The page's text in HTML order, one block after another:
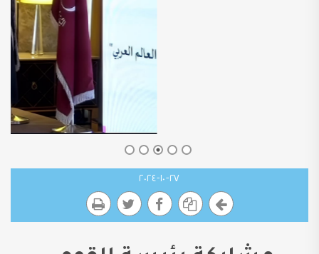
٢٧-١٠-٢٠٢٤